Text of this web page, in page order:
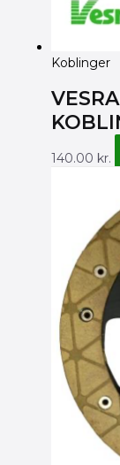
Koblinger
140.00 kr.